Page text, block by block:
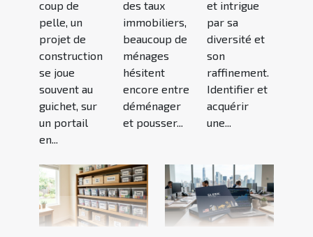
coup de
pelle, un
projet de
construction
se joue
souvent au
guichet, sur
un portail
en...
des taux
immobiliers,
beaucoup de
ménages
hésitent
encore entre
déménager
et pousser...
et intrigue
par sa
diversité et
son
raffinement.
Identifier et
acquérir
une...
Denis (93)